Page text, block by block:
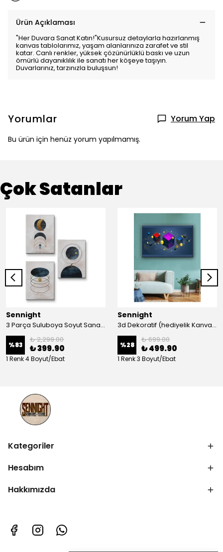
Ürün Açıklaması
"Her Duvara Sanat Katın!"Kusursuz detaylarla hazırlanmış
kanvas tablolarımız, yaşam alanlarınıza zarafet ve stil
katar. Canlı renkler, yüksek çözünürlüklü baskı ve uzun
ömürlü dayanıklılık ile sanatı her köşeye taşıyın.
Duvarlarınız, tarzınızla buluşsun!
Yorumlar Yorum Yap
Bu ürün için henüz yorum yapılmamış.
Çok Satanlar
Sennight
3 Parça Suluboya Soyut Sanat Koleksiyonu Dekoratif Kanvas Tablo
%83
₺ 2,299.00
₺ 399.90
1 Renk 4 Boyut/Ebat
Sennight
3d Dekoratif (hediyelik Kanvas Tablo)
%28
₺ 699.00
₺ 499.90
1 Renk 3 Boyut/Ebat
Kategoriler
Hesabım
Hakkımızda